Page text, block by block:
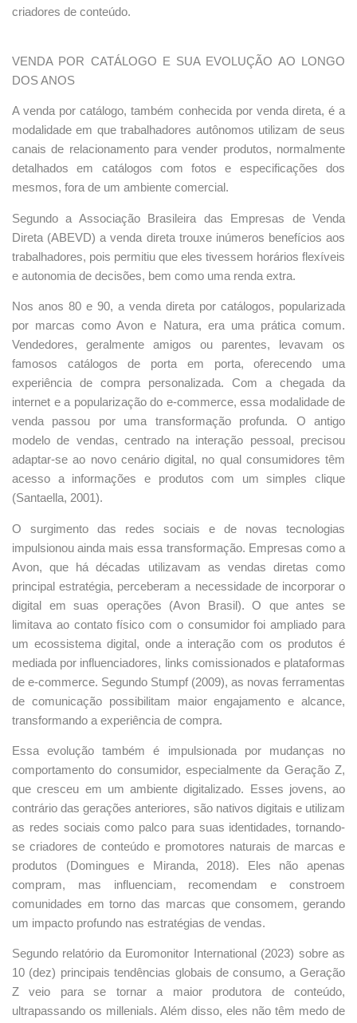
criadores de conteúdo.
VENDA POR CATÁLOGO E SUA EVOLUÇÃO AO LONGO
DOS ANOS
A venda por catálogo, também conhecida por venda direta, é a
modalidade em que trabalhadores autônomos utilizam de seus
canais de relacionamento para vender produtos, normalmente
detalhados em catálogos com fotos e especificações dos
mesmos, fora de um ambiente comercial.
Segundo a Associação Brasileira das Empresas de Venda
Direta (ABEVD) a venda direta trouxe inúmeros benefícios aos
trabalhadores, pois permitiu que eles tivessem horários flexíveis
e autonomia de decisões, bem como uma renda extra.
Nos anos 80 e 90, a venda direta por catálogos, popularizada
por marcas como Avon e Natura, era uma prática comum.
Vendedores, geralmente amigos ou parentes, levavam os
famosos catálogos de porta em porta, oferecendo uma
experiência de compra personalizada. Com a chegada da
internet e a popularização do e-commerce, essa modalidade de
venda passou por uma transformação profunda. O antigo
modelo de vendas, centrado na interação pessoal, precisou
adaptar-se ao novo cenário digital, no qual consumidores têm
acesso a informações e produtos com um simples clique
(Santaella, 2001).
O surgimento das redes sociais e de novas tecnologias
impulsionou ainda mais essa transformação. Empresas como a
Avon, que há décadas utilizavam as vendas diretas como
principal estratégia, perceberam a necessidade de incorporar o
digital em suas operações (Avon Brasil). O que antes se
limitava ao contato físico com o consumidor foi ampliado para
um ecossistema digital, onde a interação com os produtos é
mediada por influenciadores, links comissionados e plataformas
de e-commerce. Segundo Stumpf (2009), as novas ferramentas
de comunicação possibilitam maior engajamento e alcance,
transformando a experiência de compra.
Essa evolução também é impulsionada por mudanças no
comportamento do consumidor, especialmente da Geração Z,
que cresceu em um ambiente digitalizado. Esses jovens, ao
contrário das gerações anteriores, são nativos digitais e utilizam
as redes sociais como palco para suas identidades, tornando-
se criadores de conteúdo e promotores naturais de marcas e
produtos (Domingues e Miranda, 2018). Eles não apenas
compram, mas influenciam, recomendam e constroem
comunidades em torno das marcas que consomem, gerando
um impacto profundo nas estratégias de vendas.
Segundo relatório da Euromonitor International (2023) sobre as
10 (dez) principais tendências globais de consumo, a Geração
Z veio para se tornar a maior produtora de conteúdo,
ultrapassando os millenials. Além disso, eles não têm medo de